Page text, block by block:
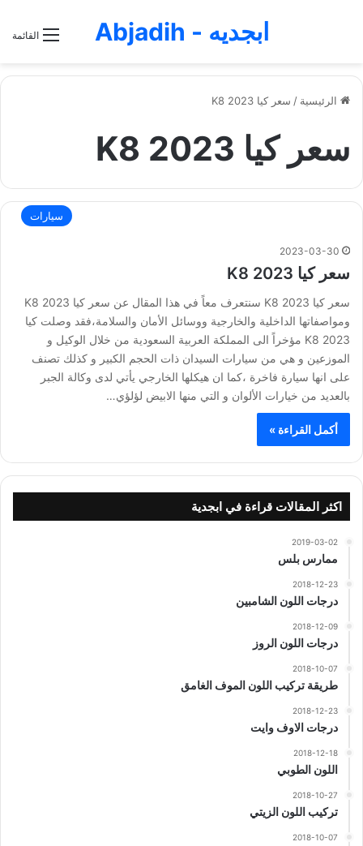
القائمة ابجديه - Abjadih
الرئيسية / سعر كيا K8 2023
سعر كيا K8 2023
سيارات
2023-03-30
سعر كيا K8 2023
سعر كيا K8 2023 سنتعرف معاً في هذا المقال عن سعر كيا K8 2023
ومواصفاتها الداخلية والخارجية ووسائل الأمان والسلامة،فقد وصلت كيا
K8 2023 مؤخراً الى المملكة العربية السعودية من خلال الوكيل و
الموزعين و هي من سيارات السيدان ذات الحجم الكبير و كذلك تصنف
على انها سيارة فاخرة ،كما ان هيكلها الخارجي يأتي لدى وكالة الجبر
بالعديد من خيارات الألوان و التي منها الابيض لؤلؤي…
أكمل القراءة »
اكثر المقالات قراءة في ابجدية
2019-03-02
ممارس بلس
2018-12-23
درجات اللون الشامبين
2018-12-09
درجات اللون الروز
2018-10-07
طريقة تركيب اللون الموف الغامق
2018-12-23
درجات الاوف وايت
2018-12-18
اللون الطوبي
2018-10-27
تركيب اللون الزيتي
2018-10-07